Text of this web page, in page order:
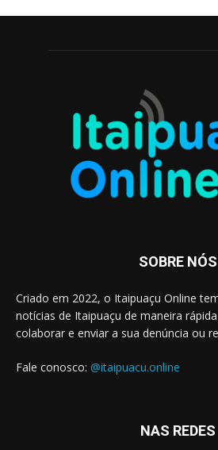
SOBRE NÓS
Criado em 2022, o Itaipuaçu Online
notícias de Itaipuaçu de maneira
colaborar e enviar a sua denúncia ou
Fale conosco: @itaipuacu.online
NAS REDES